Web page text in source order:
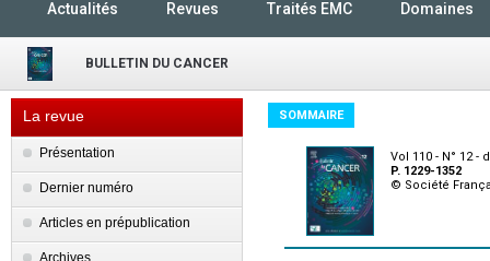
Actualités Revues Traités EMC Domaines
BULLETIN DU CANCER
La revue
Présentation
Dernier numéro
Articles en prépublication
Archives
SOMMAIRE
Vol 110 - N° 12 -
P. 1229-1352
© Société